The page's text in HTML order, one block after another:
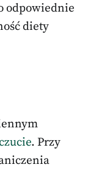
odpowiednie
diety
. Przy